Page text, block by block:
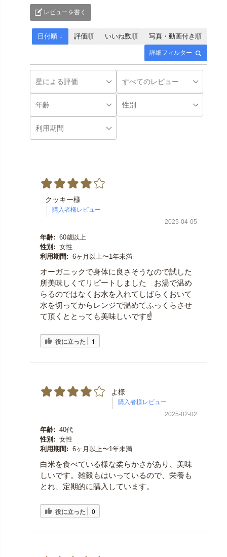
レビューを書く
詳細フィルター
日付順 ↓ 評価順 いいね数順 写真・動画付き順
クッキー様
2025-04-05
年齢: 60歳以上
性別: 女性
利用期間: 6ヶ月以上〜1年未満
オーガニックで身体に良さそうなので試した
所美味しくてリピートしました お湯で温め
らるのではなくお水を入れてしばらくおいて
水を切ってからレンジで温めてふっくらさせ
て頂くととっても美味しいです☝️
役に立った 1
よ様
2025-02-02
年齢: 40代
性別: 女性
利用期間: 6ヶ月以上〜1年未満
白米を食べている様な柔らかさがあり、美味
しいです。雑穀もはいっているので、栄養も
とれ、定期的に購入しています。
役に立った 0